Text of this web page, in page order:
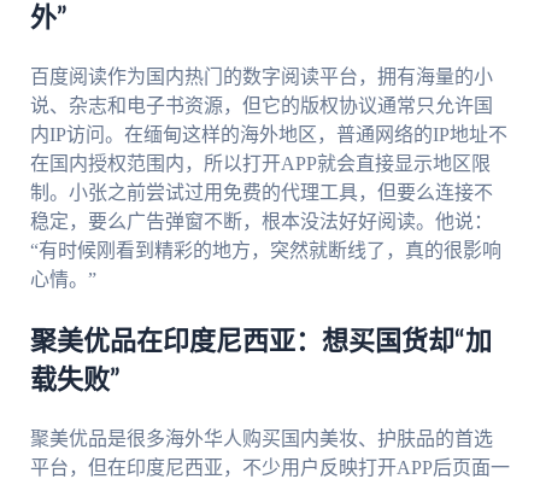
外”
百度阅读作为国内热门的数字阅读平台，拥有海量的小
说、杂志和电子书资源，但它的版权协议通常只允许国
内IP访问。在缅甸这样的海外地区，普通网络的IP地址不
在国内授权范围内，所以打开APP就会直接显示地区限
制。小张之前尝试过用免费的代理工具，但要么连接不
稳定，要么广告弹窗不断，根本没法好好阅读。他说：
“有时候刚看到精彩的地方，突然就断线了，真的很影响
心情。”
聚美优品在印度尼西亚：想买国货却“加
载失败”
聚美优品是很多海外华人购买国内美妆、护肤品的首选
平台，但在印度尼西亚，不少用户反映打开APP后页面一